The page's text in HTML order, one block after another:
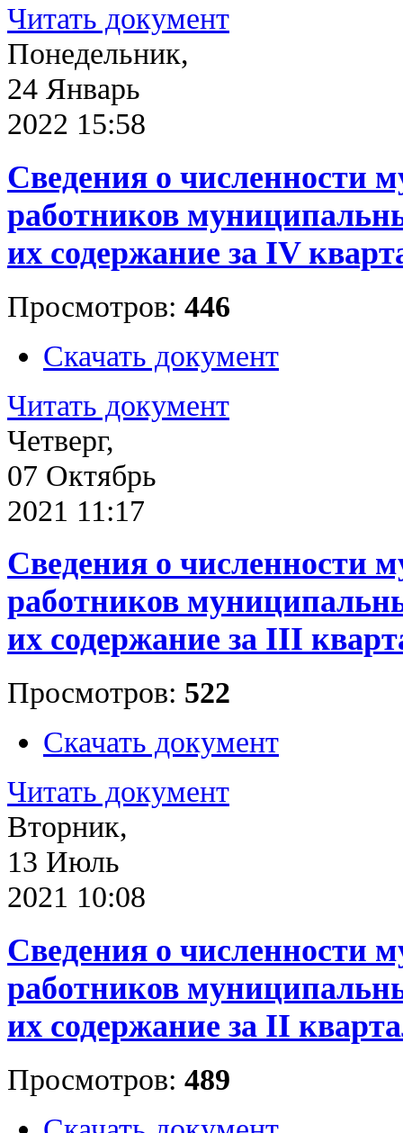
Читать документ
Понедельник,
24 Январь
2022 15:58
Сведения о численности
работников
их содержание за IV
Просмотров: 446
Скачать документ
Читать документ
Четверг,
07 Октябрь
2021 11:17
Сведения о численности
работников
их содержание за III
Просмотров: 522
Скачать документ
Читать документ
Вторник,
13 Июль
2021 10:08
Сведения о численности
работников
их содержание за II
Просмотров: 489